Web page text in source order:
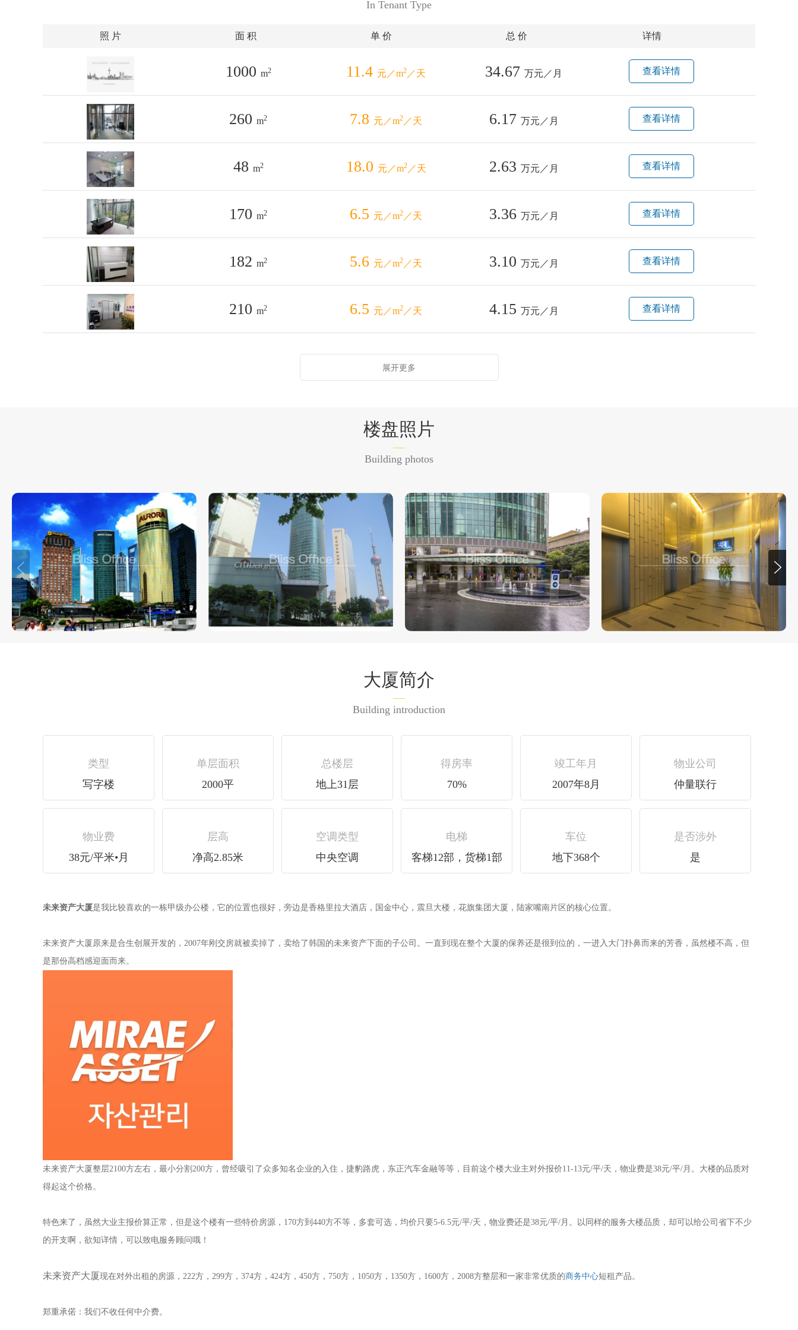
In Tenant Type
照 片 面 积 单 价 总 价 详情
1000 m2 11.4 元／m2 ／天 34.67 万元／月 查看详情
260 m2 7.8 元／m2 ／天 6.17 万元／月 查看详情
48 m2 18.0 元／m2／天 2.63 万元／月 查看详情
170 m2 6.5 元／m2 ／天 3.36 万元／月 查看详情
182 m2 5.6 元／m2 ／天 3.10 万元／月 查看详情
210 m2 6.5 元／m2 ／天 4.15 万元／月 查看详情
展开更多
楼盘照片
Building photos
大厦简介
Building introduction
类型
写字楼
单层面积
2000平
总楼层
地上31层
得房率
70%
竣工年月
2007年8月
物业公司
仲量联行
物业费
38元/平米•月
层高
净高2.85米
空调类型
中央空调
电梯
客梯12部，货梯1部
车位
地下368个
是否涉外
是
未来资产大厦是我比较喜欢的一栋甲级办公楼，它的位置也很好，旁边是香格里拉大酒店，国金中心，震旦大楼，花旗集团大厦，陆家嘴南片区的核心位置。
未来资产大厦原来是合生创展开发的，2007年刚交房就被卖掉了，卖给了韩国的未来资产下面的子公司。一直到现在整个大厦的保养还是很到位的，一进入大门扑鼻而来的芳香，虽然楼不高，但
是那份高档感迎面而来。
未来资产大厦整层2100方左右，最小分割200方，曾经吸引了众多知名企业的入住，捷豹路虎，东正汽车金融等等，目前这个楼大业主对外报价11-13元/平/天，物业费是38元/平/月。大楼的品质对
得起这个价格。
特色来了，虽然大业主报价算正常，但是这个楼有一些特价房源，170方到440方不等，多套可选，均价只要5-6.5元/平/天，物业费还是38元/平/月。以同样的服务大楼品质，却可以给公司省下不少
的开支啊，欲知详情，可以致电服务顾问哦！
未来资产大厦现在对外出租的房源，222方，299方，374方，424方，450方，750方，1050方，1350方，1600方，2008方整层和一家非常优质的商务中心短租产品。
郑重承偌：我们不收任何中介费。